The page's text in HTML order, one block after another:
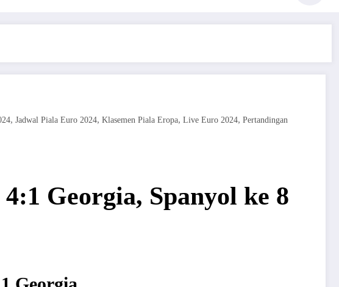
, Jadwal Piala Euro 2024, Klasemen Piala Eropa, Live Euro 2024, Pertandingan
Georgia, Spanyol ke 8